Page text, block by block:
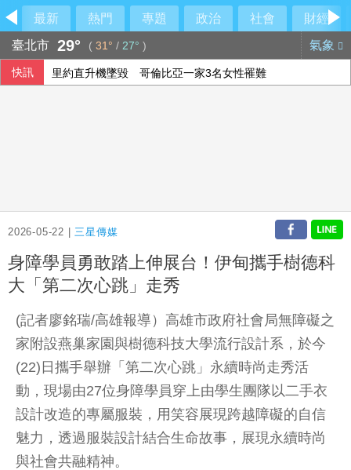
最新 熱門 專題 政治 社會
財經
臺北市 29° ( 31° / 27° ) 氣象
快訊 里約直升機墜毀 哥倫比亞一家3名女性罹難
2026-05-22 |三星傳媒
身障學員勇敢踏上伸展台！伊甸攜手樹德科
大「第二次心跳」走秀
(記者廖銘瑞/高雄報導）高雄市政府社會局無障礙之
家附設燕巢家園與樹德科技大學流行設計系，於今
(22)日攜手舉辦「第二次心跳」永續時尚走秀活
動，現場由27位身障學員穿上由學生團隊以二手衣
設計改造的專屬服裝，用笑容展現跨越障礙的自信
魅力，透過服裝設計結合生命故事，展現永續時尚
與社會共融精神。